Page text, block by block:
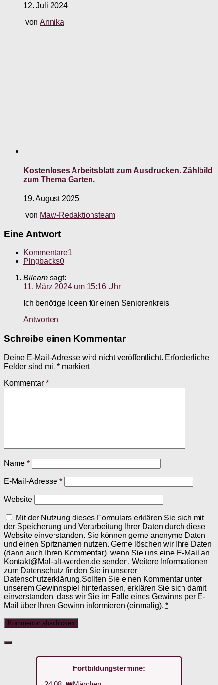
12. Juli 2024
von Annika
Kostenloses Arbeitsblatt zum Ausdrucken. Zählbild
zum Thema Garten.
19. August 2025
von Maw-Redaktionsteam
Eine Antwort
Kommentare1
Pingbacks0
Bileam sagt:
11. März 2024 um 15:16 Uhr
Ich benötige Ideen für einen Seniorenkreis
Antworten
Schreibe einen Kommentar
Deine E-Mail-Adresse wird nicht veröffentlicht. Erforderliche
Felder sind mit* markiert
Kommentar *
Name *
E-Mail-Adresse *
Website
Mit der Nutzung dieses Formulars erklären Sie sich mit
der Speicherung und Verarbeitung Ihrer Daten durch diese
Website einverstanden. Sie können gerne anonyme Daten
und einen Spitznamen nutzen. Gerne löschen wir Ihre Daten
(dann auch Ihren Kommentar), wenn Sie uns eine E-Mail an
Kontakt@Mal-alt-werden.de senden. Weitere Informationen
zum Datenschutz finden Sie in unserer
Datenschutzerklärung.Sollten Sie einen Kommentar unter
unserem Gewinnspiel hinterlassen, erklären Sie sich damit
einverstanden, dass wir Sie im Falle eines Gewinns per E-
Mail über Ihren Gewinn informieren (einmalig). *
Fortbildungstermine: